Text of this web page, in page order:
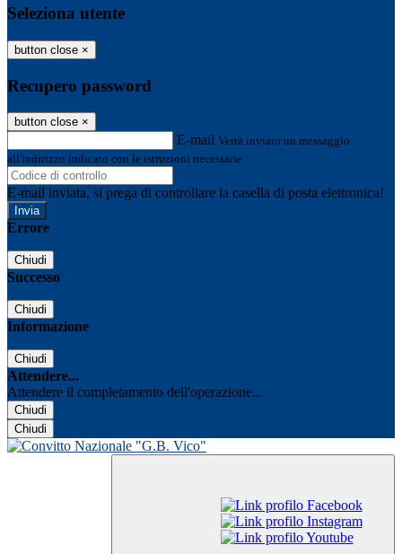
Seleziona utente
button close ×
Recupero password
button close ×
E-mail Verrà inviato un messaggio
all'indirizzo indicato con le istruzioni necessarie.
E-mail inviata, si prega di controllare la casella di posta elettronica!
Errore
Chiudi
Successo
Chiudi
Informazione
Chiudi
Attendere...
Attendere il completamento dell'operazione...
Chiudi
Chiudi